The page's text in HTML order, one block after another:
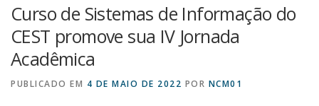
Curso de Sistemas de Informação do
CEST promove sua IV Jornada
Acadêmica
PUBLICADO EM 4 DE MAIO DE 2022 POR NCM01